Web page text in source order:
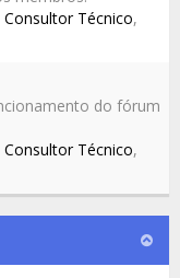
Consultor Técnico,
do fórum
Consultor Técnico,